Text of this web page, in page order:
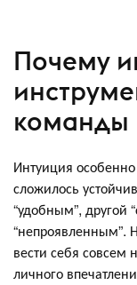
Почему
команды
Интуиция
сложилось
“удобным”, другой
“непроявленным”.
вести себя совсем
личного